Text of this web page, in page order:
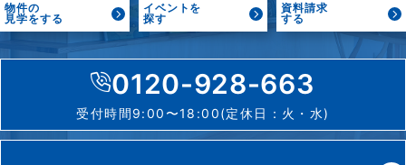
物件の
見学をする
イベントを
探す
資料請求
する
0120-928-663
受付時間9:00〜18:00(定休日：火・水)